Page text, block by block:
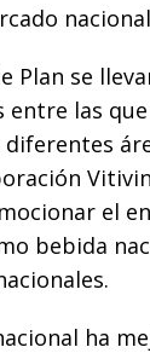
Plan se
entre las
el
bebida
ha